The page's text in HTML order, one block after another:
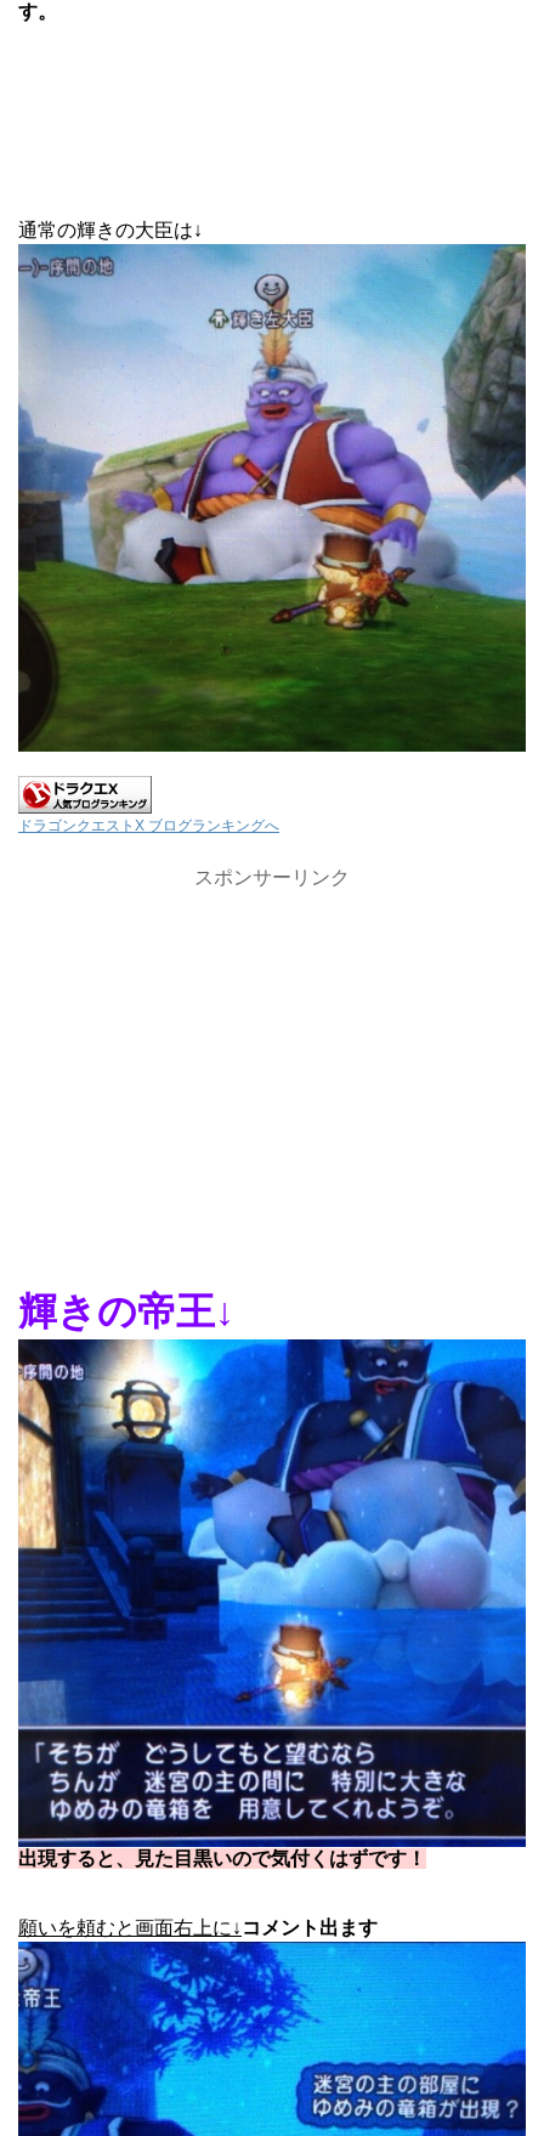
す。
通常の輝きの大臣は↓
ドラゴンクエストX ブログランキングへ
スポンサーリンク
輝きの帝王↓
出現すると、見た目黒いので気付くはずです！
願いを頼むと画面右上に↓ コメント出ます